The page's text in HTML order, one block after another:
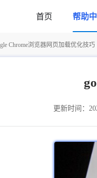
首页 帮助
Chrome浏览器网页加载优化技巧
更新时间：